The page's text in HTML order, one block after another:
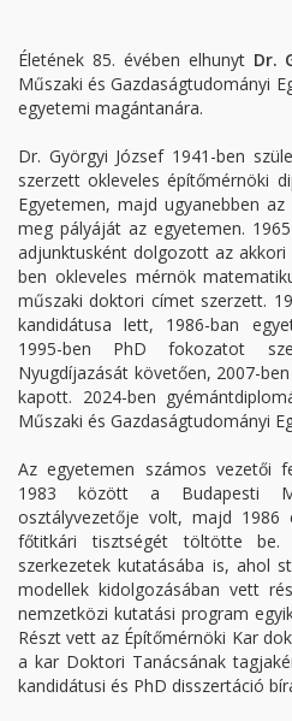
Életének 85. évében elhunytDr.
Műszaki és Gazdaságtudományi
egyetemi magántanára.
Dr. Györgyi József 1941-ben
szerzett okleveles építőmérnöki
Egyetemen, majd ugyanebben
meg pályáját az egyetemen.
adjunktusként dolgozott az akkori
ben okleveles mérnök
műszaki doktori címet szerzett.
kandidátusa lett, 1986-ban
1995-ben PhD fokozatot
Nyugdíjazását követően, 2007-
kapott. 2024-ben
Műszaki és Gazdaságtudományi
Az egyetemen számos vezetői
1983 között a Budapesti
osztályvezetője volt, majd
főtitkári tisztségét töltötte be.
szerkezetek kutatásába is, ahol
modellek kidolgozásában vett
nemzetközi kutatási program
Részt vett az Építőmérnöki Kar
a kar Doktori Tanácsának
kandidátusi és PhD disszertáció